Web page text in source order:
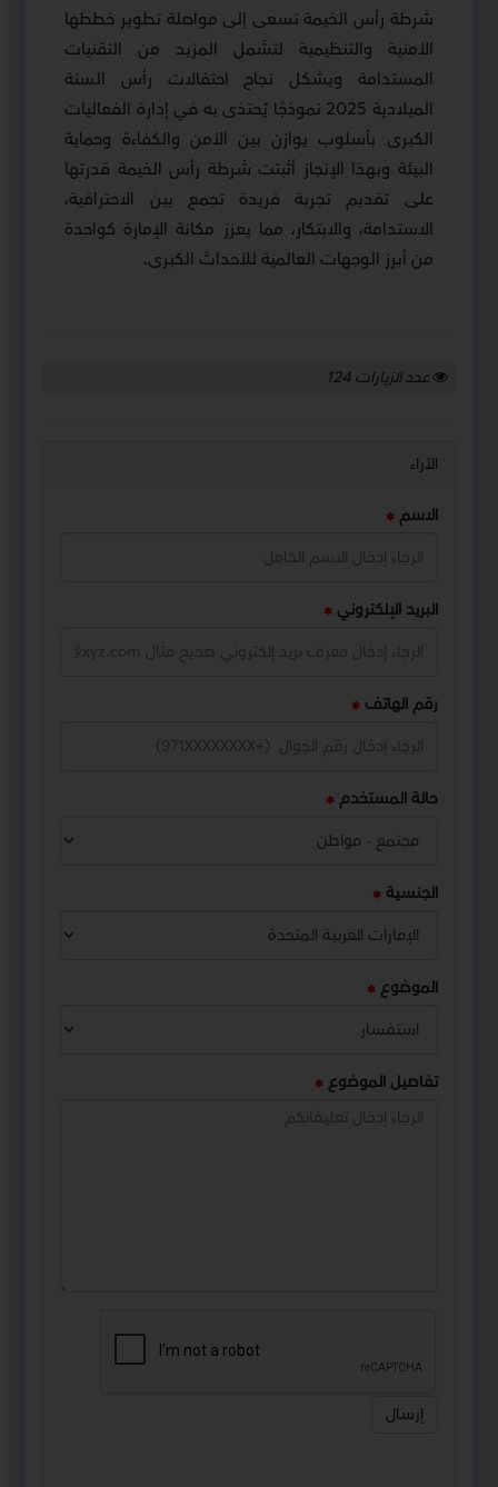
شرطة رأس الخيمة تسعى إلى مواصلة تطوير خططها
الأمنية والتنظيمية لتشمل المزيد من التقنيات
المستدامة ويشكل نجاح احتفالات رأس السنة
الميلادية 2025 نموذجًا يُحتذى به في إدارة الفعاليات
الكبرى بأسلوب يوازن بين الأمن والكفاءة وحماية
البيئة وبهذا الإنجاز أثبتت شرطة رأس الخيمة قدرتها
على تقديم تجربة فريدة تجمع بين الاحترافية،
الاستدامة، والابتكار، مما يعزز مكانة الإمارة كواحدة
من أبرز الوجهات العالمية للأحداث الكبرى.
عدد الزيارات124
الآراء
الاسم
البريد الإلكتروني
رقم الهاتف
حالة المستخدم
الجنسية
الموضوع
تفاصيل الموضوع
إرسال